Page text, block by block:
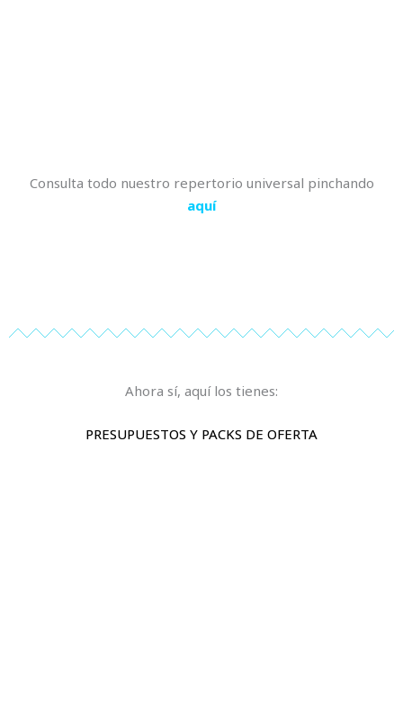
Consulta todo nuestro repertorio universal pinchando
aquí
Ahora sí, aquí los tienes:
PRESUPUESTOS Y PACKS DE OFERTA